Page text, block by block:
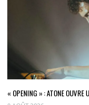
« OPENING » : ATONE OUVRE